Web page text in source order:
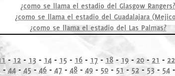
¿como se llama el estadio del Glasgow Rangers?
¿como se llama el estadio del Guadalajara
¿como se llama el estadio del Las Palmas?
- 12 - 13 - 14 - 15 - 16 - 17- 18 - 19 - 20 - 21 - 22
-44- 45 - 46- 47 - 48- 49- 50- 51 - 52- 53- 54-